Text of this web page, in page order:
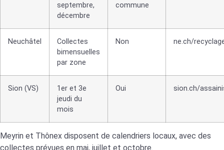
septembre,
décembre
commune
Neuchâtel
Collectes
bimensuelles
par zone
Non ne.ch/
Sion (VS)
1er et 3e
jeudi du
mois
Oui sion.ch/
Meyrin et Thônex disposent de calendriers locaux, avec des
collectes prévues en mai, juillet et octobre.